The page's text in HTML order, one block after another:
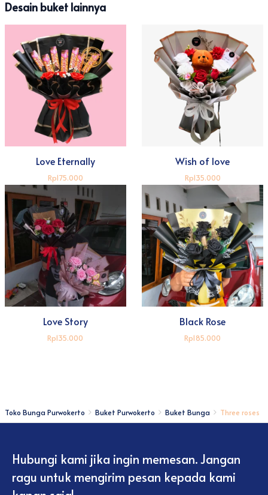
Desain buket lainnya
Love Eternally
Rp175.000
Wish of love
Rp135.000
Love Story
Rp135.000
Black Rose
Rp185.000
Toko Bunga Purwokerto Buket Purwokerto Buket Bunga Three roses
Hubungi kami jika ingin memesan. Jangan
ragu untuk mengirim pesan kepada kami